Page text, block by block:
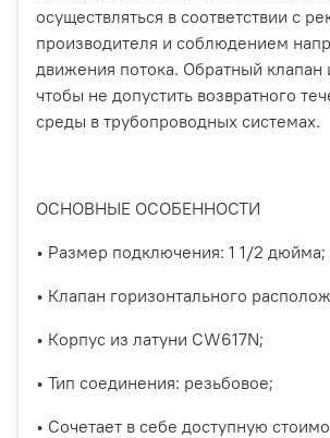
осуществляться в соответствии с
производителя и соблюдением
движения потока. Обратный клапан
чтобы не допустить возвратного
среды в трубопроводных системах.
ОСНОВНЫЕ ОСОБЕННОСТИ
• Размер подключения: 1 1/2 дюйма;
• Клапан горизонтального
• Корпус из латуни CW617N;
• Тип соединения: резьбовое;
• Сочетает в себе доступную